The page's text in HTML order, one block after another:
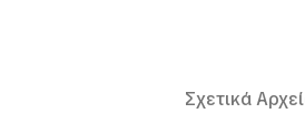
Σχετικά